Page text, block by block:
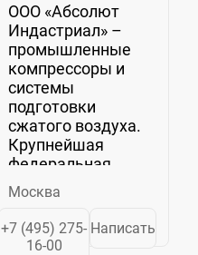
ООО «Абсолют
Индастриал» –
промышленные
компрессоры и
системы
подготовки
сжатого воздуха.
Крупнейшая
федеральная
сеть
дистрибьюторов
компрессорного
оборудования –
Москва
+7 (495) 275-
16-00
Написать